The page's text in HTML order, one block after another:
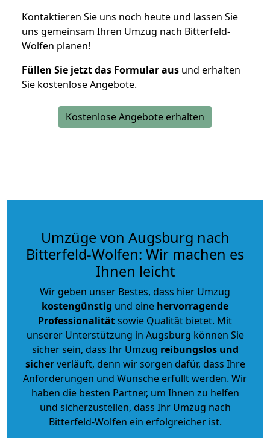
Kontaktieren Sie uns noch heute und lassen Sie
uns gemeinsam Ihren Umzug nach Bitterfeld-
Wolfen planen!
Füllen Sie jetzt das Formular aus und erhalten
Sie kostenlose Angebote.
Kostenlose Angebote erhalten
Umzüge von Augsburg nach
Bitterfeld-Wolfen: Wir machen es
Ihnen leicht
Wir geben unser Bestes, dass hier Umzug
kostengünstig und eine hervorragende
Professionalitätsowie Qualität bietet. Mit
unserer Unterstützung in Augsburg können Sie
sicher sein, dass Ihr Umzug reibungslos und
sicherverläuft, denn wir sorgen dafür, dass Ihre
Anforderungen und Wünsche erfüllt werden. Wir
haben die besten Partner, um Ihnen zu helfen
und sicherzustellen, dass Ihr Umzug nach
Bitterfeld-Wolfen ein erfolgreicher ist.